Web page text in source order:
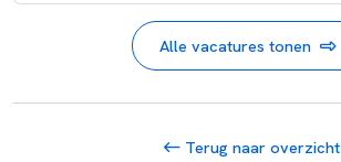
Alle vacatures tonen
Terug naar overzicht